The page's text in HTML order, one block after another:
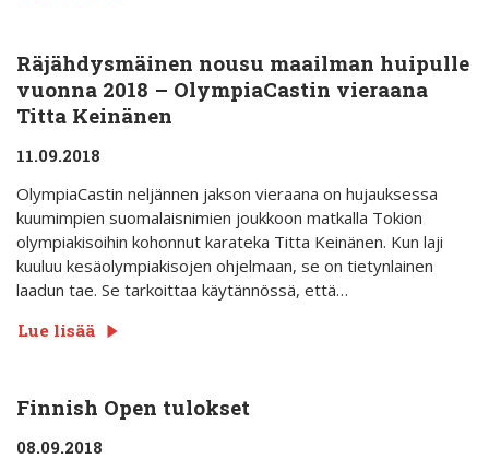
Räjähdysmäinen nousu maailman huipulle
vuonna 2018 – OlympiaCastin vieraana
Titta Keinänen
11.09.2018
OlympiaCastin neljännen jakson vieraana on hujauksessa
kuumimpien suomalaisnimien joukkoon matkalla Tokion
olympiakisoihin kohonnut karateka Titta Keinänen. Kun laji
kuuluu kesäolympiakisojen ohjelmaan, se on tietynlainen
laadun tae. Se tarkoittaa käytännössä, että…
Lue lisää
Finnish Open tulokset
08.09.2018